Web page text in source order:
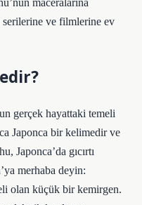
maceralarına
ve filmlerine ev
gerçek hayattaki temeli
Japonca bir kelimedir ve
Japonca’da gıcırtı
merhaba deyin:
olan küçük bir kemirgen.